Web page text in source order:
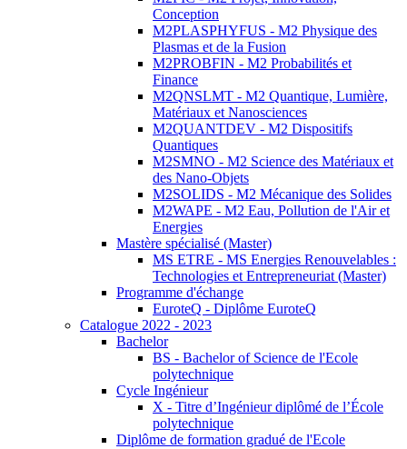
Conception
M2PLASPHYFUS - M2 Physique des
Plasmas et de la Fusion
M2PROBFIN - M2 Probabilités et
Finance
M2QNSLMT - M2 Quantique, Lumière,
Matériaux et Nanosciences
M2QUANTDEV - M2 Dispositifs
Quantiques
M2SMNO - M2 Science des Matériaux et
des Nano-Objets
M2SOLIDS - M2 Mécanique des Solides
M2WAPE - M2 Eau, Pollution de l'Air et
Energies
Mastère spécialisé (Master)
MS ETRE - MS Energies Renouvelables :
Technologies et Entrepreneuriat (Master)
Programme d'échange
EuroteQ - Diplôme EuroteQ
Catalogue 2022 - 2023
Bachelor
BS - Bachelor of Science de l'Ecole
polytechnique
Cycle Ingénieur
X - Titre d’Ingénieur diplômé de l’École
polytechnique
Diplôme de formation gradué de l'Ecole